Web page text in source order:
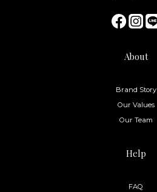
About
Brand Story
Our Values
Our Team
Help
FAQ